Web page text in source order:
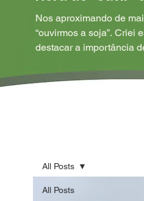
Nos aproximando de
“ouvirmos a soja”. Criei
destacar a importância
All Posts
All Posts